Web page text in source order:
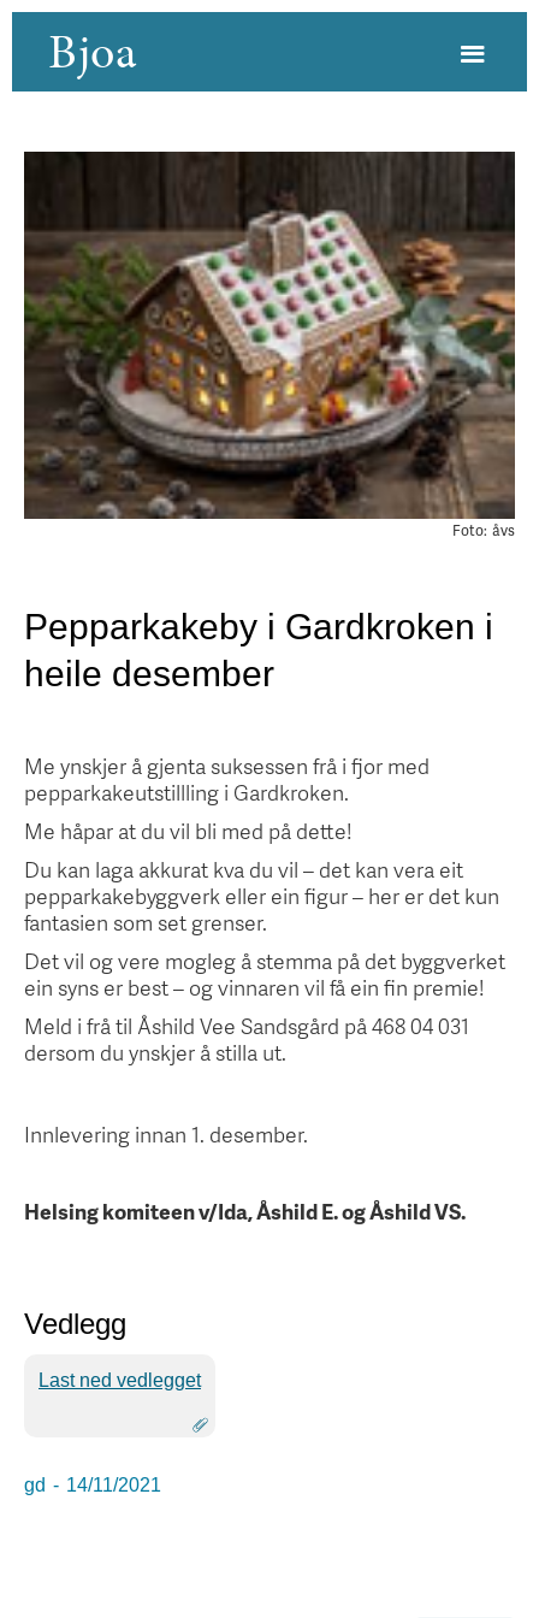
Bjoa
åvs
Foto:
Pepparkakeby i Gardkroken i
heile desember
Me ynskjer å gjenta suksessen frå i fjor med
pepparkakeutstillling i Gardkroken.
Me håpar at du vil bli med på dette!
Du kan laga akkurat kva du vil – det kan vera eit
pepparkakebyggverk eller ein figur – her er det kun
fantasien som set grenser.
Det vil og vere mogleg å stemma på det byggverket
ein syns er best – og vinnaren vil få ein fin premie!
Meld i frå til Åshild Vee Sandsgård på 468 04 031
dersom du ynskjer å stilla ut.
Innlevering innan 1. desember.
Helsing komiteen v/Ida, Åshild E. og Åshild VS.
Vedlegg
Last ned vedlegget
gd - 14/11/2021